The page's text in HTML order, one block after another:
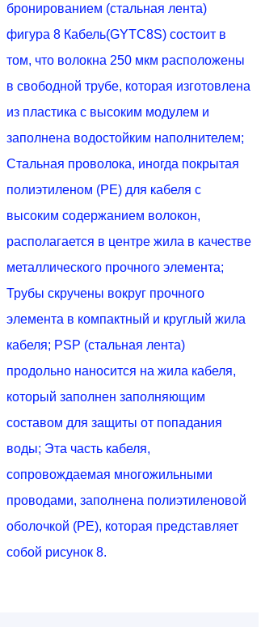
бронированием (стальная лента)
фигура 8 Кабель(GYTC8S) состоит в
том, что волокна 250 мкм расположены
в свободной трубе, которая изготовлена
из пластика с высоким модулем и
заполнена водостойким наполнителем;
Стальная проволока, иногда покрытая
полиэтиленом (PE) для кабеля с
высоким содержанием волокон,
располагается в центре жила в качестве
металлического прочного элемента;
Трубы скручены вокруг прочного
элемента в компактный и круглый жила
кабеля; PSP (стальная лента)
продольно наносится на жила кабеля,
который заполнен заполняющим
составом для защиты от попадания
воды; Эта часть кабеля,
сопровождаемая многожильными
проводами, заполнена полиэтиленовой
оболочкой (PE), которая представляет
собой рисунок 8.